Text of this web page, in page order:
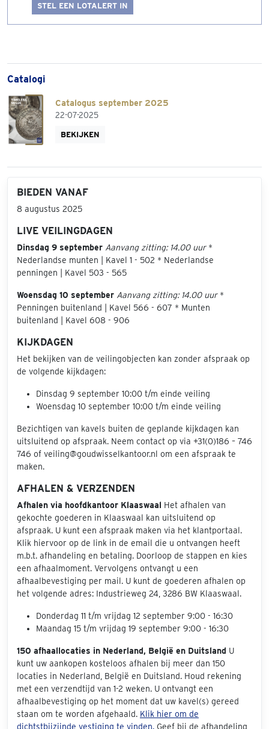
STEL EEN LOTALERT IN
Catalogi
Catalogus september 2025
22-07-2025
BEKIJKEN
BIEDEN VANAF
8 augustus 2025
LIVE VEILINGDAGEN
Dinsdag 9 september Aanvang zitting: 14.00 uur*
Nederlandse munten | Kavel 1 - 502 * Nederlandse
penningen | Kavel 503 - 565
Woensdag 10 september Aanvang zitting: 14.00 uur*
Penningen buitenland | Kavel 566 - 607 * Munten
buitenland | Kavel 608 - 906
KIJKDAGEN
Het bekijken van de veilingobjecten kan zonder afspraak op
de volgende kijkdagen:
Dinsdag 9 september 10:00 t/m einde veiling
Woensdag 10 september 10:00 t/m einde veiling
Bezichtigen van kavels buiten de geplande kijkdagen kan
uitsluitend op afspraak. Neem contact op via +31(0)186 – 746
746 of veiling@goudwisselkantoor.nl om een afspraak te
maken.
AFHALEN & VERZENDEN
Afhalen via hoofdkantoor Klaaswaal Het afhalen van
gekochte goederen in Klaaswaal kan uitsluitend op
afspraak. U kunt een afspraak maken via het klantportaal.
Klik hiervoor op de link in de email die u ontvangen heeft
m.b.t. afhandeling en betaling. Doorloop de stappen en kies
een afhaalmoment. Vervolgens ontvangt u een
afhaalbevestiging per mail. U kunt de goederen afhalen op
het volgende adres: Industrieweg 24, 3286 BW Klaaswaal.
Donderdag 11 t/m vrijdag 12 september 9:00 - 16:30
Maandag 15 t/m vrijdag 19 september 9:00 - 16:30
150 afhaallocaties in Nederland, België en Duitsland U
kunt uw aankopen kosteloos afhalen bij meer dan 150
locaties in Nederland, België en Duitsland. Houd rekening
met een verzendtijd van 1-2 weken. U ontvangt een
afhaalbevestiging op het moment dat uw kavel(s) gereed
staan om te worden afgehaald. Klik hier om de
dichtstbijzijnde vestiging te vinden. Geef bij de afhandeling